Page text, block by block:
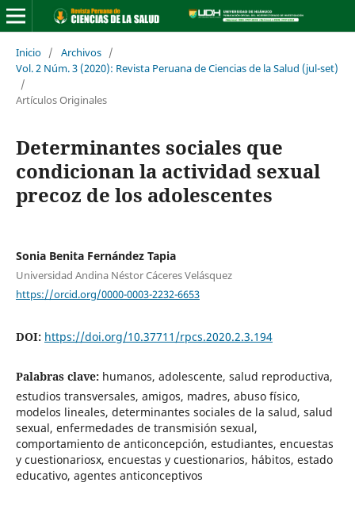
Inicio / Archivos /
Vol. 2 Núm. 3 (2020): Revista Peruana de Ciencias de la Salud (jul-set)
/
Artículos Originales
Determinantes sociales que
condicionan la actividad sexual
precoz de los adolescentes
Sonia Benita Fernández Tapia
Universidad Andina Néstor Cáceres Velásquez
https://orcid.org/0000-0003-2232-6653
DOI: https://doi.org/10.37711/rpcs.2020.2.3.194
Palabras clave: humanos, adolescente, salud reproductiva,
estudios transversales, amigos, madres, abuso físico,
modelos lineales, determinantes sociales de la salud, salud
sexual, enfermedades de transmisión sexual,
comportamiento de anticoncepción, estudiantes, encuestas
y cuestionariosx, encuestas y cuestionarios, hábitos, estado
educativo, agentes anticonceptivos